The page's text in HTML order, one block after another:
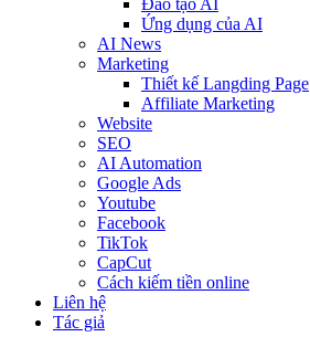
Đào tạo AI
Ứng dụng của AI
AI News
Marketing
Thiết kế Langding Page
Affiliate Marketing
Website
SEO
AI Automation
Google Ads
Youtube
Facebook
TikTok
CapCut
Cách kiếm tiền online
Liên hệ
Tác giả